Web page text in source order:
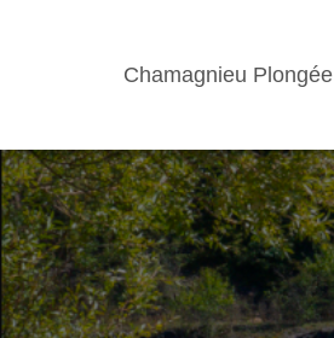
Chamagnieu Plongée